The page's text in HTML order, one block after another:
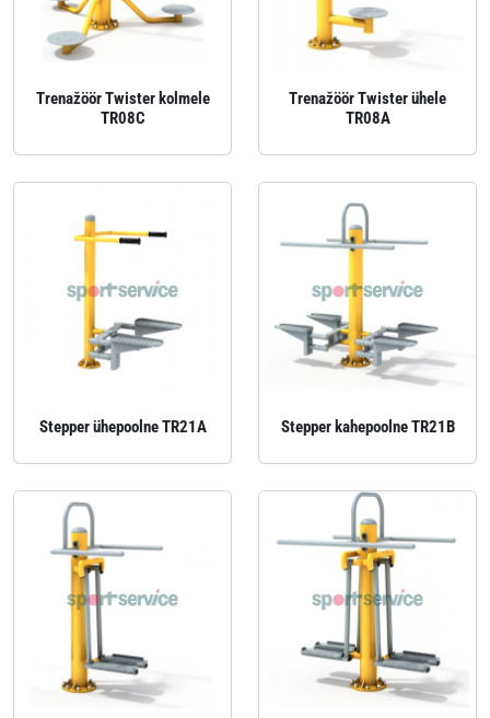
Trenažöör Twister kolmele
TR08C
Trenažöör Twister ühele
TR08A
Stepper ühepoolne TR21A Stepper kahepoolne TR21B